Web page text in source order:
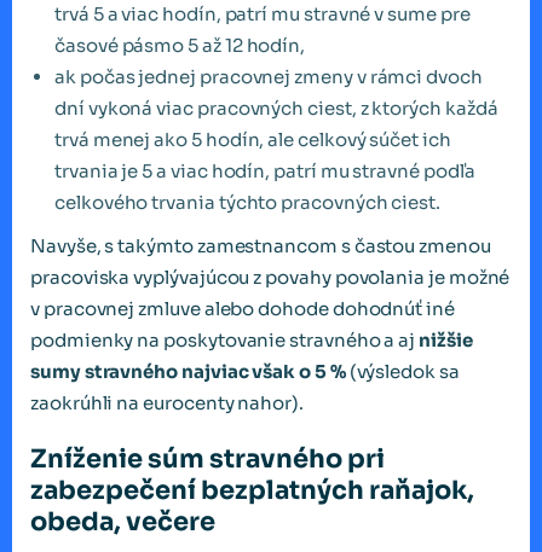
trvá 5 a viac hodín, patrí mu stravné v sume pre
časové pásmo 5 až 12 hodín,
ak počas jednej pracovnej zmeny v rámci dvoch
dní vykoná viac pracovných ciest, z ktorých každá
trvá menej ako 5 hodín, ale celkový súčet ich
trvania je 5 a viac hodín, patrí mu stravné podľa
celkového trvania týchto pracovných ciest.
Navyše, s takýmto zamestnancom s častou zmenou
pracoviska vyplývajúcou z povahy povolania je možné
v pracovnej zmluve alebo dohode dohodnúť iné
podmienky na poskytovanie stravného a aj nižšie
sumy stravného najviac však o 5 %(výsledok sa
zaokrúhli na eurocenty nahor).
Zníženie súm stravného pri
zabezpečení bezplatných raňajok,
obeda, večere